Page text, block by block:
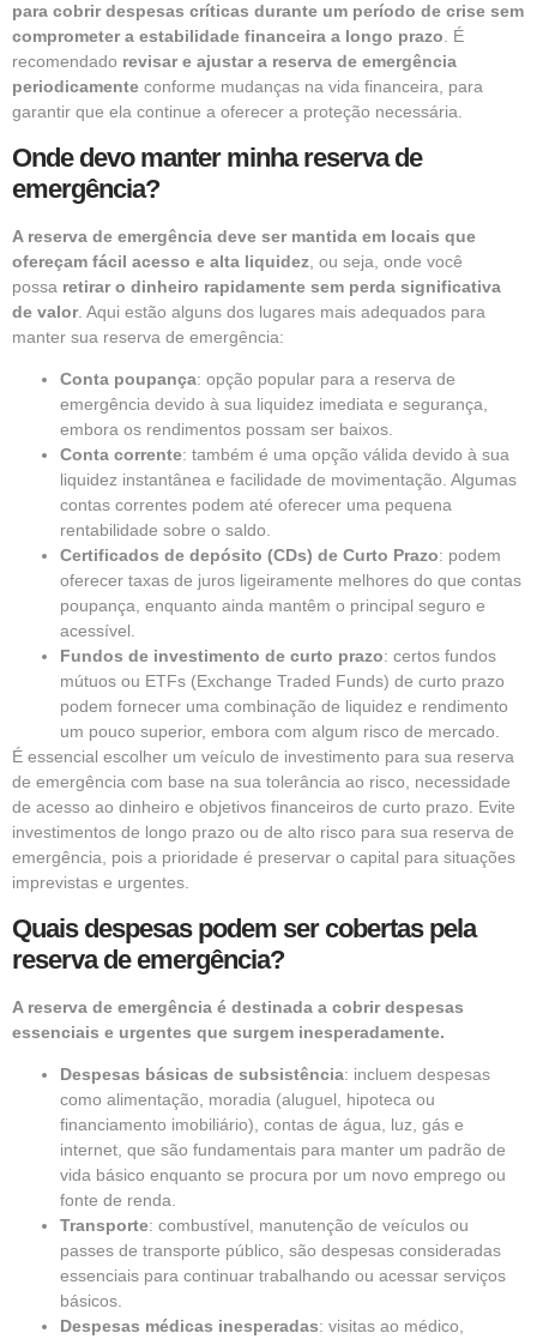
para cobrir despesas críticas durante um período de crise sem
comprometer a estabilidade financeira a longo prazo. É
recomendado revisar e ajustar a reserva de emergência
periodicamente conforme mudanças na vida financeira, para
garantir que ela continue a oferecer a proteção necessária.
Onde devo manter minha reserva de
emergência?
A reserva de emergência deve ser mantida em locais que
ofereçam fácil acesso e alta liquidez , ou seja, onde você
possa retirar o dinheiro rapidamente sem perda significativa
de valor. Aqui estão alguns dos lugares mais adequados para
manter sua reserva de emergência:
Conta poupança: opção popular para a reserva de
emergência devido à sua liquidez imediata e segurança,
embora os rendimentos possam ser baixos.
Conta corrente: também é uma opção válida devido à sua
liquidez instantânea e facilidade de movimentação. Algumas
contas correntes podem até oferecer uma pequena
rentabilidade sobre o saldo.
Certificados de depósito (CDs) de Curto Prazo: podem
oferecer taxas de juros ligeiramente melhores do que contas
poupança, enquanto ainda mantêm o principal seguro e
acessível.
Fundos de investimento de curto prazo: certos fundos
mútuos ou ETFs (Exchange Traded Funds) de curto prazo
podem fornecer uma combinação de liquidez e rendimento
um pouco superior, embora com algum risco de mercado.
É essencial escolher um veículo de investimento para sua reserva
de emergência com base na sua tolerância ao risco, necessidade
de acesso ao dinheiro e objetivos financeiros de curto prazo. Evite
investimentos de longo prazo ou de alto risco para sua reserva de
emergência, pois a prioridade é preservar o capital para situações
imprevistas e urgentes.
Quais despesas podem ser cobertas pela
reserva de emergência?
A reserva de emergência é destinada a cobrir despesas
essenciais e urgentes que surgem inesperadamente.
Despesas básicas de subsistência: incluem despesas
como alimentação, moradia (aluguel, hipoteca ou
financiamento imobiliário), contas de água, luz, gás e
internet, que são fundamentais para manter um padrão de
vida básico enquanto se procura por um novo emprego ou
fonte de renda.
Transporte: combustível, manutenção de veículos ou
passes de transporte público, são despesas consideradas
essenciais para continuar trabalhando ou acessar serviços
básicos.
Despesas médicas inesperadas: visitas ao médico,